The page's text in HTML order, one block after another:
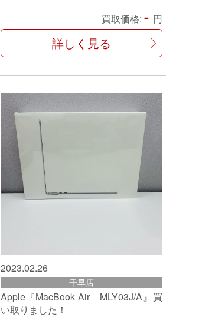
買取価格: - 円
詳しく見る
2023.02.26
千早店
Apple『MacBook Air MLY03J/A』買
い取りました！